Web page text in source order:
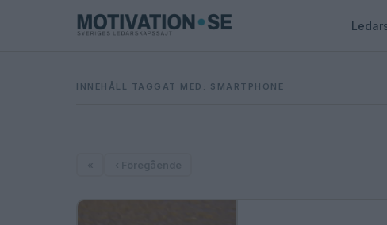
INNEHÅLL TAGGAT MED: SMARTPHONE